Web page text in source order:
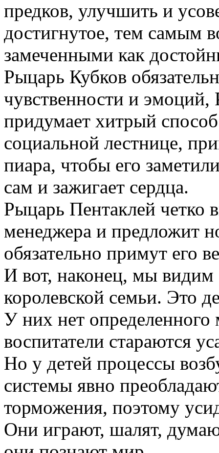
предков, улучшить и
достигнутое, тем самым
замеченными как
Рыцарь Кубков
чувственности и
придумает хитрый
социальной лестнице,
пиара, чтобы его
сам и зажигает сердца.
Рыцарь Пентаклей четко
менеджера и предложит
обязательно примут его
И вот, наконец, мы
королевской семьи. Это
У них нет
воспитатели стараются
Но у детей процессы
системы явно
торможения, поэтому
Они играют, шалят,